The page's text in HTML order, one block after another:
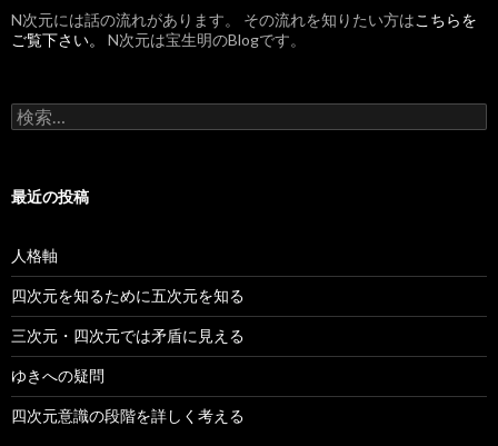
N次元には話の流れがあります。 その流れを知りたい方はこちらを
ご覧下さい。
N次元は宝生明のBlogです。
検索:
最近の投稿
人格軸
四次元を知るために五次元を知る
三次元・四次元では矛盾に見える
ゆきへの疑問
四次元意識の段階を詳しく考える